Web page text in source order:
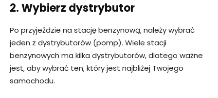
2. Wybierz dystrybutor
Po przyjeździe na stację benzynową, należy wybrać
jeden z dystrybutorów (pomp). Wiele stacji
benzynowych ma kilka dystrybutorów, dlatego ważne
jest, aby wybrać ten, który jest najbliżej Twojego
samochodu.